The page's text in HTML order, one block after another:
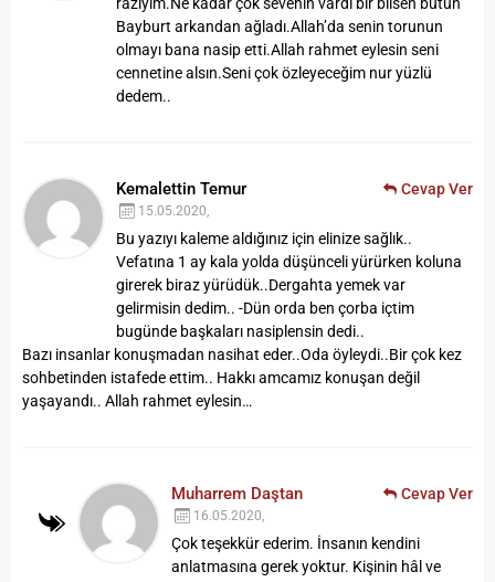
Bayburt arkandan ağladı.Allah’da senin torunun
olmayı bana nasip etti.Allah rahmet eylesin seni
cennetine alsın.Seni çok özleyeceğim nur yüzlü
dedem..
Kemalettin Temur
15.05.2020,
Bu yazıyı kaleme aldığınız için elinize sağlık..
Vefatına 1 ay kala yolda düşünceli yürürken koluna
girerek biraz yürüdük..Dergahta yemek var
gelirmisin dedim.. -Dün orda ben çorba içtim
bugünde başkaları nasiplensin dedi..
Bazı insanlar konuşmadan nasihat eder..Oda öyleydi..Bir çok kez
sohbetinden istafede ettim.. Hakkı amcamız konuşan değil
yaşayandı.. Allah rahmet eylesin…
Cevap Ver
Muharrem Daştan
16.05.2020,
Çok teşekkür ederim. İnsanın kendini
anlatmasına gerek yoktur. Kişinin hâl ve
Cevap Ver